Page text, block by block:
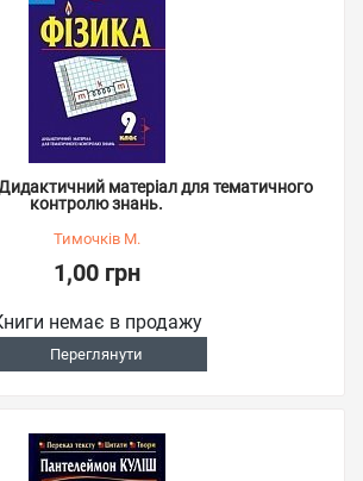
матеріал для тематичного
контролю знань.
Тимочків М.
1,00 грн
немає в продажу
Переглянути